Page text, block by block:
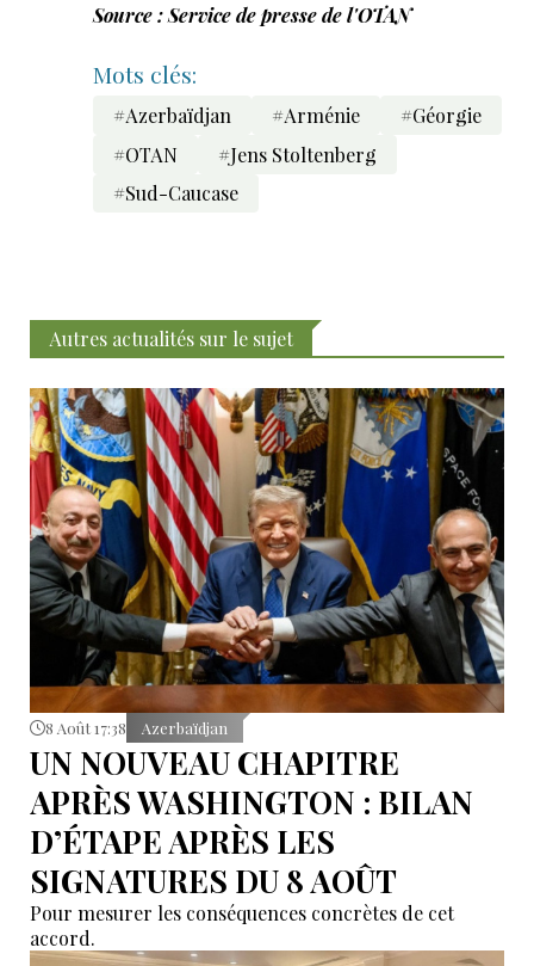
Source : Service de presse de l'OTAN
Mots clés:
#Azerbaïdjan #Arménie
#Géorgie
#OTAN
#Jens Stoltenberg
#Sud-Caucase
Autres actualités sur le sujet
8 Août 17:38 Azerbaïdjan
UN NOUVEAU CHAPITRE
APRÈS WASHINGTON : BILAN
D’ÉTAPE APRÈS LES
SIGNATURES DU 8 AOÛT
Pour mesurer les conséquences concrètes de cet
accord.